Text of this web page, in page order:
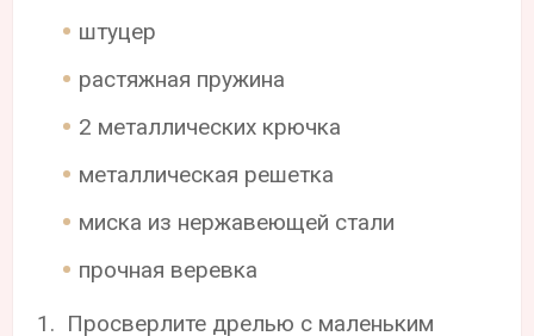
штуцер
растяжная пружина
2 металлических крючка
металлическая решетка
миска из нержавеющей стали
прочная веревка
Просверлите дрелью с маленьким